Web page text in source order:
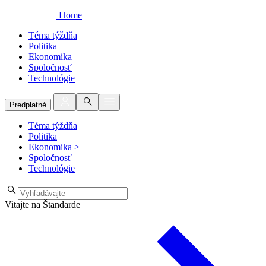
Home
Téma týždňa
Politika
Ekonomika
Spoločnosť
Technológie
Predplatné
Téma týždňa
Politika
Ekonomika >
Spoločnosť
Technológie
Vitajte na Štandarde